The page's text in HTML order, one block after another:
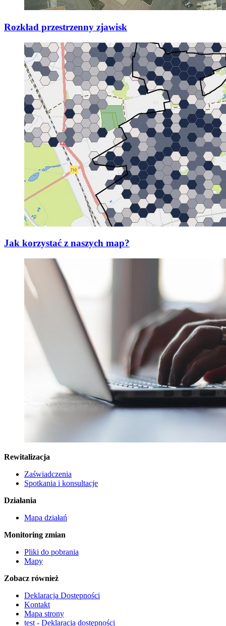
Rozkład przestrzenny zjawisk
Jak korzystać z naszych map?
Rewitalizacja
Zaświadczenia
Spotkania i konsultacje
Działania
Mapa działań
Monitoring zmian
Pliki do pobrania
Mapy
Zobacz również
Deklaracja Dostępności
Kontakt
Mapa strony
test - Deklaracja dostępności